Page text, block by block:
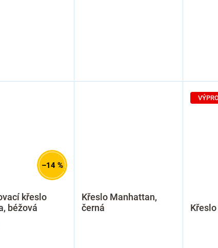
–14 %
křeslo
béžová
Křeslo Manhattan,
černá